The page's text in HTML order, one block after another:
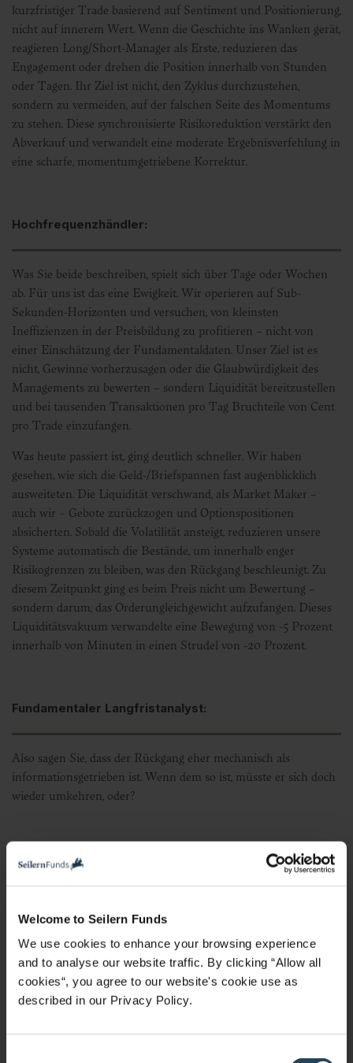
Welcome to Seilern Funds
We use cookies to enhance your browsing experience
and to analyse our website traffic. By clicking “Allow all
cookies“, you agree to our website's cookie use as
described in our Privacy Policy.
kurzfristiger Trade basierend auf Sentiment und Positionierung,
nicht auf innerem Wert. Wenn die Geschichte ins Wanken gerät,
reagieren Long/Short-Manager als Erste, reduzieren das
Engagement oder drehen die Position innerhalb von Stunden
oder Tagen. Ihr Ziel ist nicht, den Zyklus durchzustehen,
sondern zu vermeiden, auf der falschen Seite des Momentums
zu stehen. Diese synchronisierte Risikoreduktion verstärkt den
Abverkauf und verwandelt eine moderate Ergebnisverfehlung in
eine scharfe, momentumgetriebene Korrektur.
Hochfrequenzhändler:
Was Sie beide beschreiben, spielt sich über Tage oder Wochen
ab. Für uns ist das eine Ewigkeit. Wir operieren auf Sub-
Sekunden-Horizonten und versuchen, von kleinsten
Ineffizienzen in der Preisbildung zu profitieren – nicht von
einer Einschätzung der Fundamentaldaten. Unser Ziel ist es
nicht, Gewinne vorherzusagen oder die Glaubwürdigkeit des
Managements zu bewerten – sondern Liquidität bereitzustellen
und bei tausenden Transaktionen pro Tag Bruchteile von Cent
pro Trade einzufangen.
Was heute passiert ist, ging deutlich schneller. Wir haben
gesehen, wie sich die Geld-/Briefspannen fast augenblicklich
ausweiteten. Die Liquidität verschwand, als Market Maker –
auch wir – Gebote zurückzogen und Optionspositionen
absicherten. Sobald die Volatilität ansteigt, reduzieren unsere
Systeme automatisch die Bestände, um innerhalb enger
Risikogrenzen zu bleiben, was den Rückgang beschleunigt. Zu
diesem Zeitpunkt ging es beim Preis nicht um Bewertung –
sondern darum, das Orderungleichgewicht aufzufangen. Dieses
Liquiditätsvakuum verwandelte eine Bewegung von -5 Prozent
innerhalb von Minuten in einen Strudel von -20 Prozent.
Fundamentaler Langfristanalyst:
Also sagen Sie, dass der Rückgang eher mechanisch als
informationsgetrieben ist. Wenn dem so ist, müsste er sich doch
wieder umkehren, oder?
Hochfrequenzhändler:
nicht automatisch wieder um. Wenn der Rückgang die Aktie in
neue technische Bereiche drückt, löst das zusätzliche
algorithmische Strategien aus – wie Momentum-Fonds,
Volatilitätshändler und Reallokationen nach dem Risk-Parity-
Ansatz. Das kann den niedrigeren Kurs als neuen
Übertreibung war.